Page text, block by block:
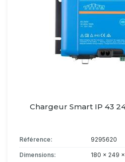
Chargeur Smart IP 43
Référence: 9295620
Dimensions: 180 x 249 x